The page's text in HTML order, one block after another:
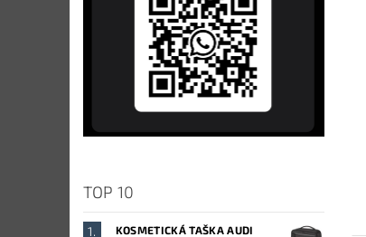
TOP 10
KOSMETICKÁ TAŠKA AUDI